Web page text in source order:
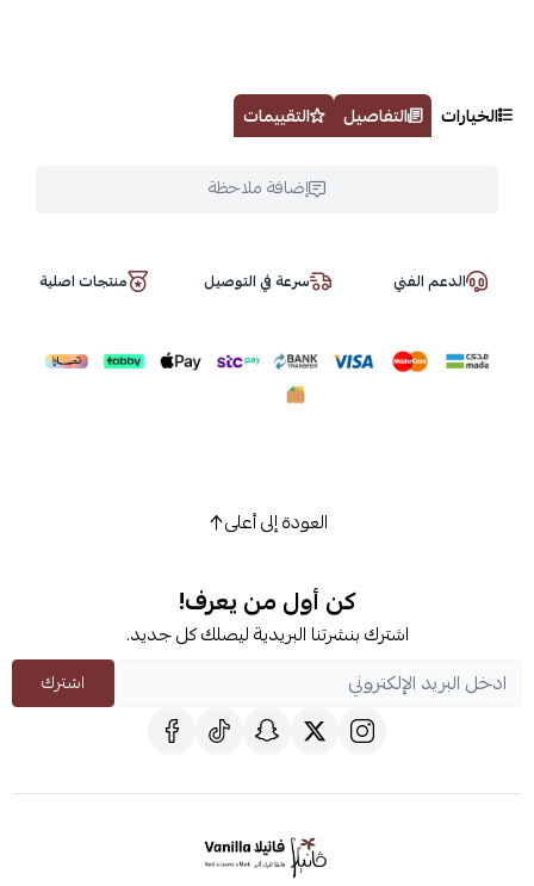
الخيارات التفاصيل التقييمات
إضافة ملاحظة
الدعم الفني سرعة في التوصيل منتجات اصلية
العودة إلى أعلى
كن أول من يعرف!
اشترك بنشرتنا البريدية ليصلك كل جديد.
اشترك